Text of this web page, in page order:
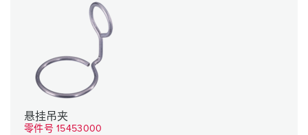
悬挂吊夹
零件号 15453000